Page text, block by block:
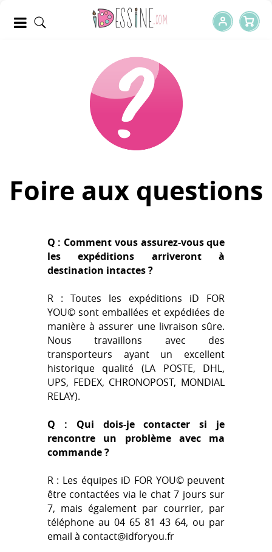
Foire aux questions
Q : Comment vous assurez-vous que
les expéditions arriveront à
destination intactes ?
R : Toutes les expéditions iD FOR
YOU© sont emballées et expédiées de
manière à assurer une livraison sûre.
Nous travaillons avec des
transporteurs ayant un excellent
historique qualité (LA POSTE, DHL,
UPS, FEDEX, CHRONOPOST, MONDIAL
RELAY).
Q : Qui dois-je contacter si je
rencontre un problème avec ma
commande ?
R : Les équipes iD FOR YOU© peuvent
être contactées via le chat 7 jours sur
7, mais également par courrier, par
téléphone au 04 65 81 43 64, ou par
email à contact@idforyou.fr